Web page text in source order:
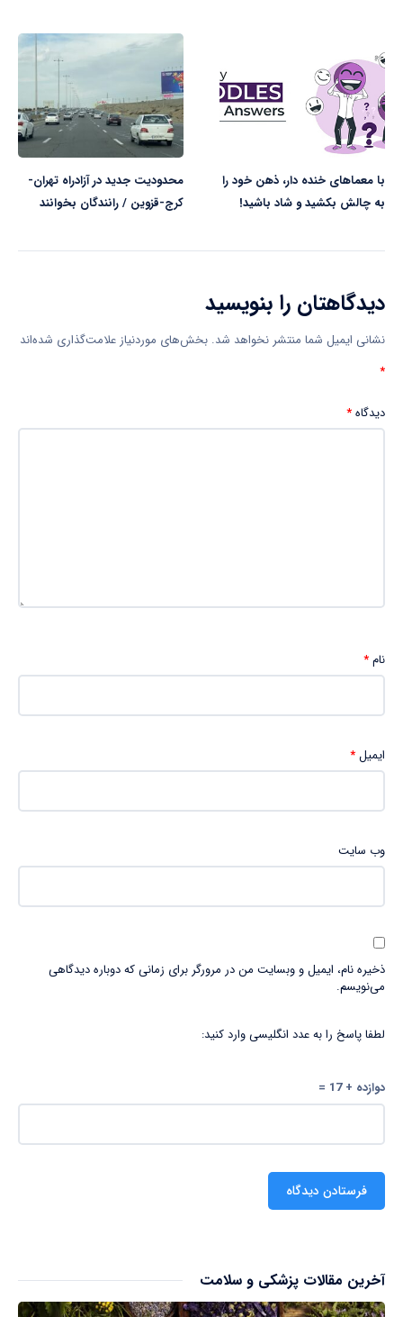
با معماهای خنده دار، ذهن خود را
به چالش بکشید و شاد باشید!
محدودیت جدید در آزادراه تهران-
کرج-قزوین / رانندگان بخوانند
دیدگاهتان را بنویسید
نشانی ایمیل شما منتشر نخواهد شد. بخش‌های موردنیاز علامت‌گذاری شده‌اند
*
دیدگاه*
نام*
ایمیل*
وب‌ سایت
ذخیره نام، ایمیل و وبسایت من در مرورگر برای زمانی که دوباره دیدگاهی
می‌نویسم.
لطفا پاسخ را به عدد انگلیسی وارد کنید:
دوازده + 17 =
آخرین مقالات پزشکی و سلامت